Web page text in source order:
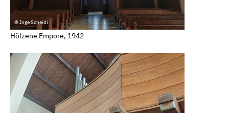
© Inge Scheidl
Hölzene Empore, 1942